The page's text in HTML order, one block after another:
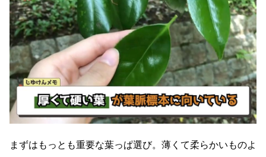
まずはもっとも重要な葉っぱ選び。薄くて柔らかいものよ